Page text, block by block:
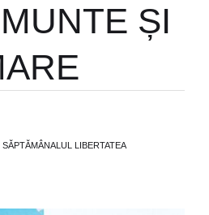
ȘI
SĂPTĂMÂNALUL LIBERTATEA